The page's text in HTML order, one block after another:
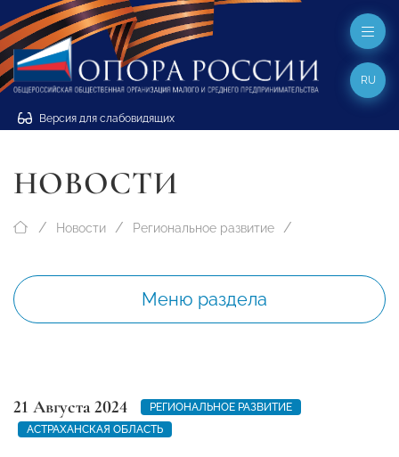
Версия для слабовидящих
RU
НОВОСТИ
Новости Региональное развитие
Меню раздела
21 Августа 2024
РЕГИОНАЛЬНОЕ РАЗВИТИЕ
АСТРАХАНСКАЯ ОБЛАСТЬ